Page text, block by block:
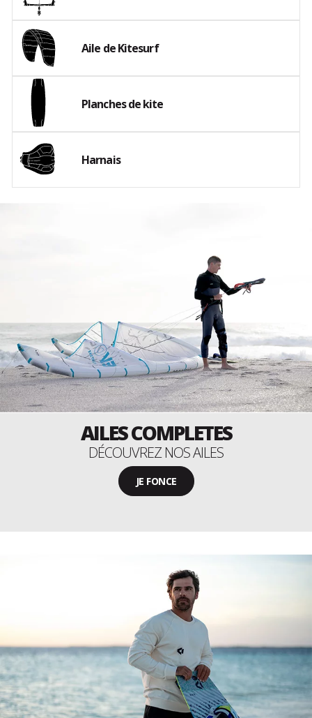
Aile de Kitesurf
Planches de kite
Harnais
AILES COMPLETES
DÉCOUVREZ NOS AILES
JE FONCE